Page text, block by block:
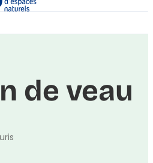
de veau